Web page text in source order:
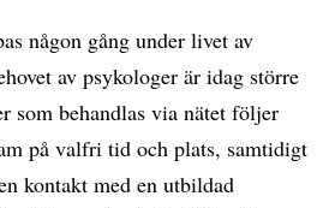
någon gång under livet av
av psykologer är idag större
som behandlas via nätet följer
på valfri tid och plats, samtidigt
kontakt med en utbildad